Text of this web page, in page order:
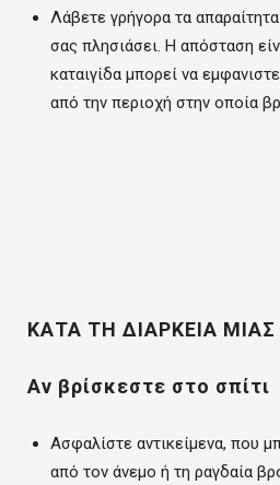
Λάβετε γρήγορα τα
σας πλησιάσει. Η απόσταση
καταιγίδα μπορεί να
από την περιοχή στην οποία
ΚΑΤΑ ΤΗ ΔΙΑΡΚΕΙΑ ΜΙΑΣ
Αν βρίσκεστε στο σπίτι
Ασφαλίστε αντικείμενα, που
από τον άνεμο ή τη ραγδαία